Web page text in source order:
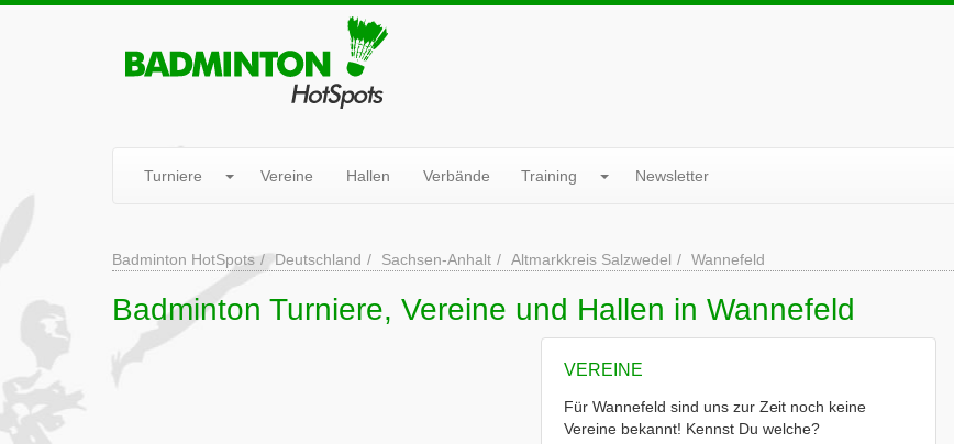
Turniere Vereine Hallen Verbände Training Newsletter
Badminton HotSpots Deutschland Sachsen-Anhalt Altmarkkreis Salzwedel Wannefeld
Badminton Turniere, Vereine und Hallen in Wannefeld
VEREINE
Für Wannefeld sind uns zur Zeit noch keine
Vereine bekannt! Kennst Du welche?